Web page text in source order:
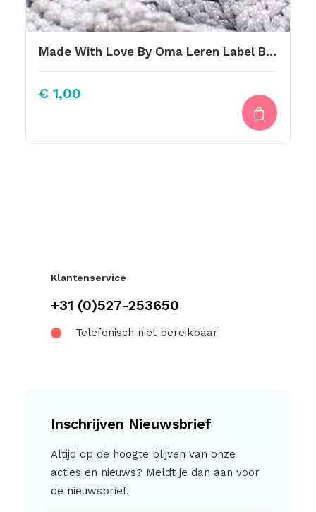
Made With Love By Oma Leren Label Bedrukt
€ 1,00
Klantenservice
+31 (0)527-253650
Telefonisch niet bereikbaar
Inschrijven Nieuwsbrief
Altijd op de hoogte blijven van onze
acties en nieuws? Meldt je dan aan voor
de nieuwsbrief.